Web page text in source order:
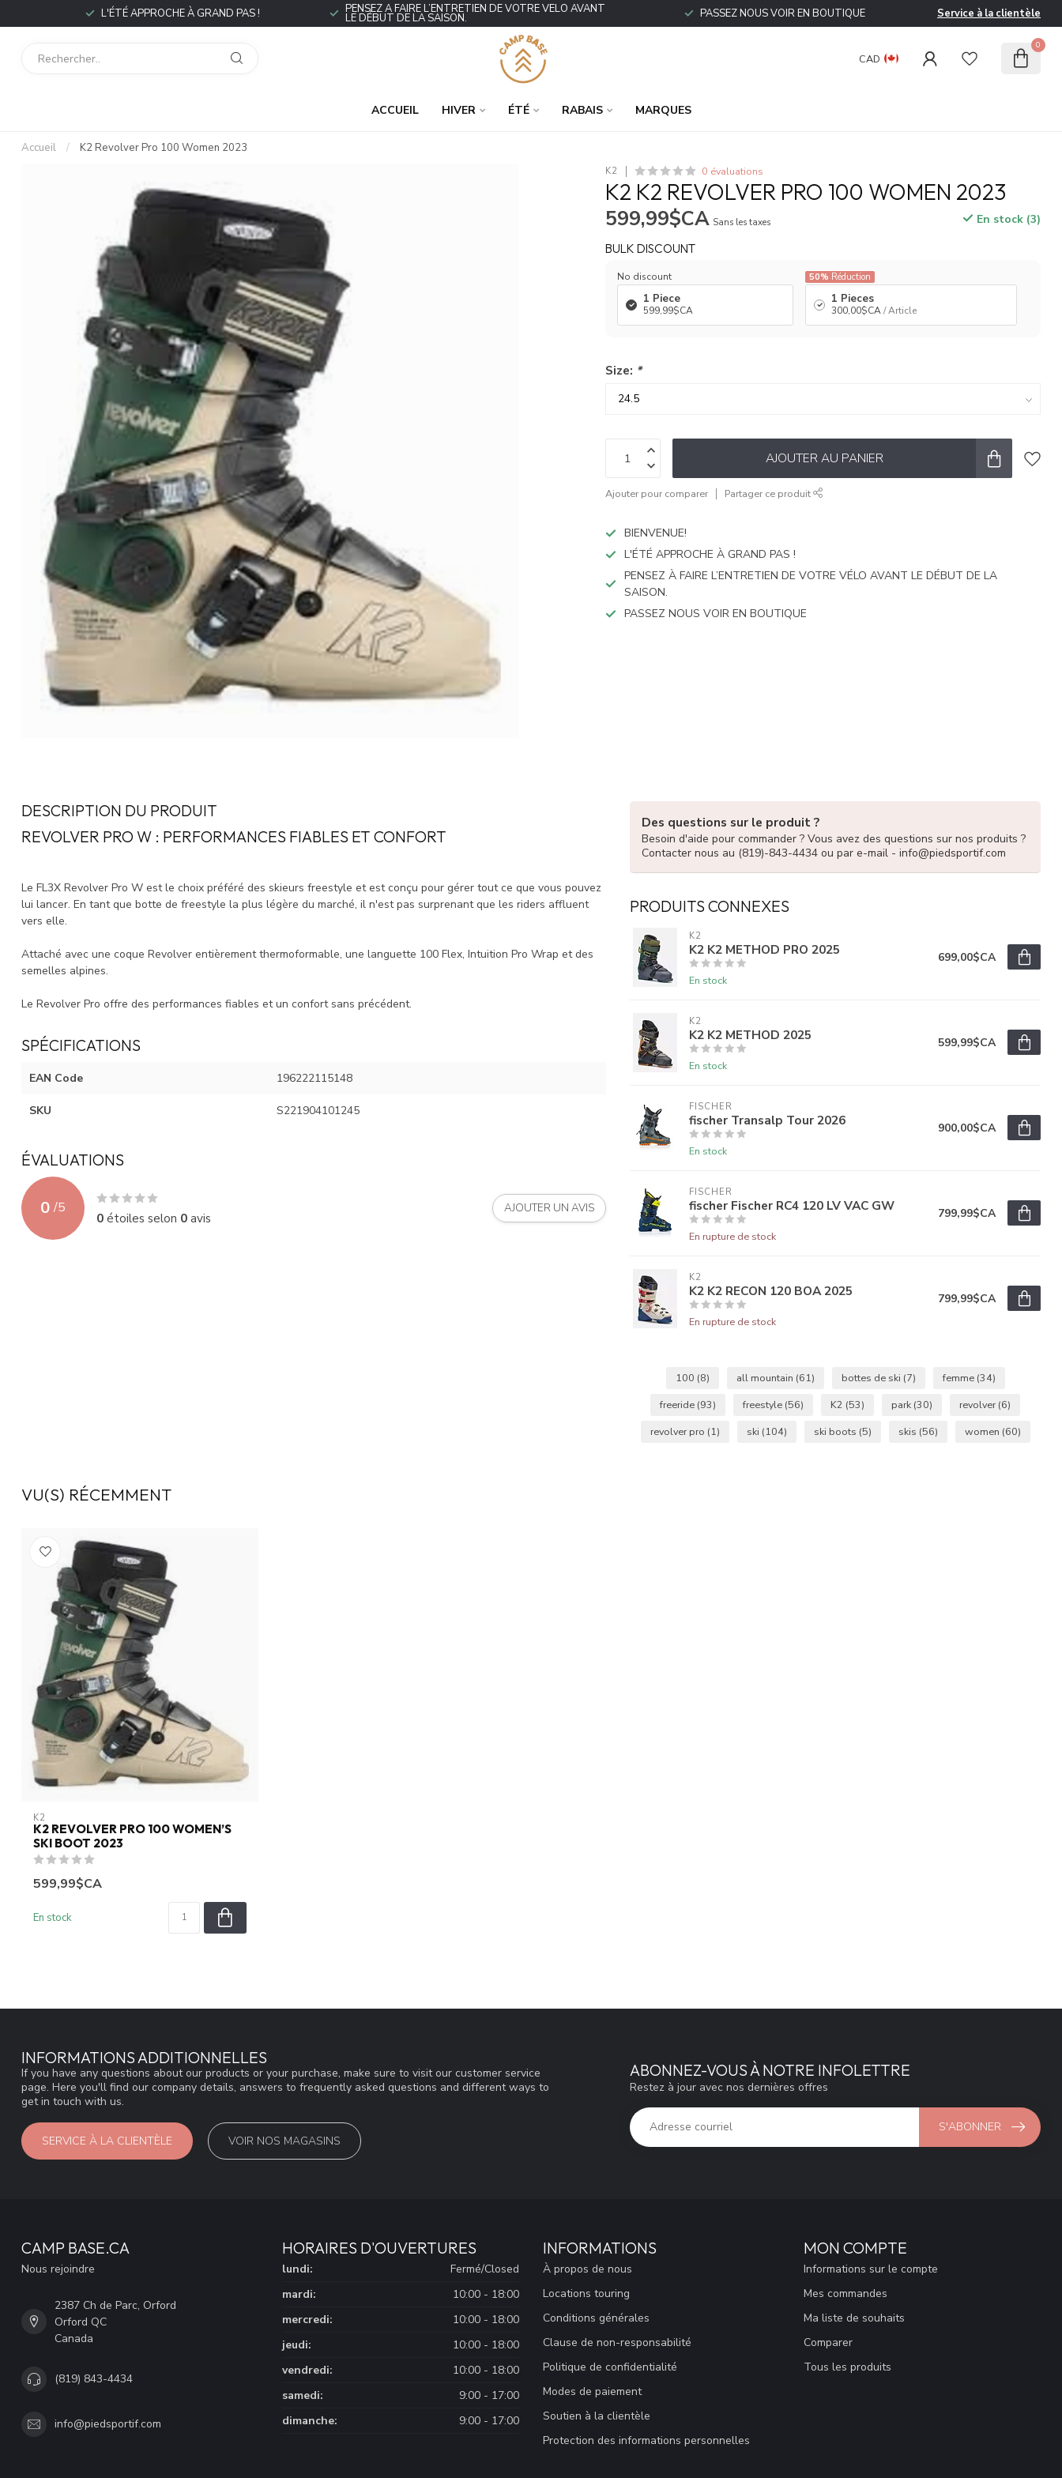
L'ÉTÉ APPROCHE À GRAND PAS ! PENSEZ À FAIRE L’ENTRETIEN DE VOTRE VÉLO AVANT
LE DÉBUT DE LA SAISON. PASSEZ NOUS VOIR EN BOUTIQUE Service à la clientèle
CAD
0
ACCUEIL HIVER ÉTÉ RABAIS MARQUES
Accueil / K2 Revolver Pro 100 Women 2023
K2 0 évaluations
K2 K2 REVOLVER PRO 100 WOMEN 2023
599,99$CA Sans les taxes
En stock (3)
BULK DISCOUNT
No discount
1 Piece
599,99$CA
50% Réduction
1 Pieces
300,00$CA/ Article
Size: *
AJOUTER AU PANIER
Ajouter pour comparer Partager ce produit
BIENVENUE!
L'ÉTÉ APPROCHE À GRAND PAS !
PENSEZ À FAIRE L’ENTRETIEN DE VOTRE VÉLO AVANT LE DÉBUT DE LA
SAISON.
PASSEZ NOUS VOIR EN BOUTIQUE
DESCRIPTION DU PRODUIT
REVOLVER PRO W : PERFORMANCES FIABLES ET CONFORT
Le FL3X Revolver Pro W est le choix préféré des skieurs freestyle et est conçu pour gérer tout ce que vous pouvez
lui lancer. En tant que botte de freestyle la plus légère du marché, il n'est pas surprenant que les riders affluent
vers elle.
Attaché avec une coque Revolver entièrement thermoformable, une languette 100 Flex, Intuition Pro Wrap et des
semelles alpines.
Le Revolver Pro offre des performances fiables et un confort sans précédent.
SPÉCIFICATIONS
EAN Code 196222115148
SKU S221904101245
ÉVALUATIONS
0 /5
0étoiles selon 0avis
AJOUTER UN AVIS
Des questions sur le produit ?
Besoin d'aide pour commander ? Vous avez des questions sur nos produits ?
Contacter nous au (819)-843-4434 ou par e-mail - info@piedsportif.com
PRODUITS CONNEXES
K2
K2 K2 METHOD PRO 2025
En stock
699,00$CA
K2
K2 K2 METHOD 2025
En stock
599,99$CA
FISCHER
fischer Transalp Tour 2026
En stock
900,00$CA
FISCHER
fischer Fischer RC4 120 LV VAC GW
En rupture de stock
799,99$CA
K2
K2 K2 RECON 120 BOA 2025
En rupture de stock
799,99$CA
100 (8) all mountain (61) bottes de ski (7) femme (34)
freeride (93) freestyle (56) K2 (53) park (30) revolver (6)
revolver pro (1) ski (104) ski boots (5) skis (56) women (60)
VU(S) RÉCEMMENT
K2
K2 REVOLVER PRO 100 WOMEN’S
SKI BOOT 2023
599,99$CA
En stock
INFORMATIONS ADDITIONNELLES
If you have any questions about our products or your purchase, make sure to visit our customer service
page. Here you'll find our company details, answers to frequently asked questions and different ways to
get in touch with us.
SERVICE À LA CLIENTÈLE VOIR NOS MAGASINS
ABONNEZ-VOUS À NOTRE INFOLETTRE
Restez à jour avec nos dernières offres
S'ABONNER
CAMP BASE.CA
Nous rejoindre
2387 Ch de Parc, Orford
Orford QC
Canada
(819) 843-4434
info@piedsportif.com
HORAIRES D'OUVERTURES
lundi:
Fermé/Closed
mardi:
10:00 - 18:00
mercredi:
10:00 - 18:00
jeudi:
10:00 - 18:00
vendredi:
10:00 - 18:00
samedi:
9:00 - 17:00
dimanche:
9:00 - 17:00
INFORMATIONS
À propos de nous
Locations touring
Conditions générales
Clause de non-responsabilité
Politique de confidentialité
Modes de paiement
Soutien à la clientèle
Protection des informations personnelles
MON COMPTE
Informations sur le compte
Mes commandes
Ma liste de souhaits
Comparer
Tous les produits